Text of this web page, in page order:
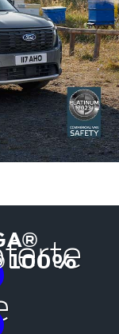
100%